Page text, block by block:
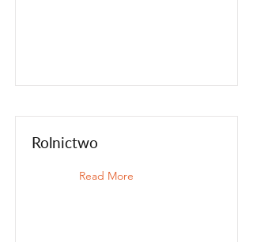
Rolnictwo
Read More